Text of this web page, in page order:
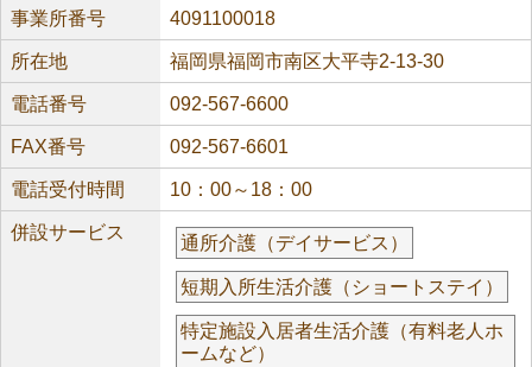
事業所番号 4091100018
所在地 福岡県福岡市南区大平寺2-13-30
電話番号 092-567-6600
FAX番号 092-567-6601
電話受付時間 10：00～18：00
併設サービス
通所介護（デイサービス）
短期入所生活介護（ショートステイ）
特定施設入居者生活介護（有料老人ホ
ームなど）